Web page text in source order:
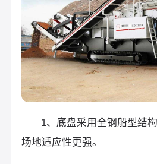
1、底盘采用全钢船型结
场地适应性更强。